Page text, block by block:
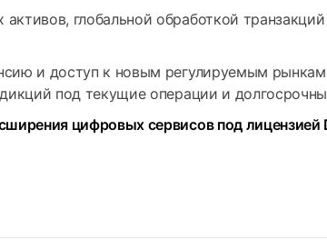
глобальной обработкой
и доступ к новым регулируемым
под текущие операции и
цифровых сервисов под лицензией